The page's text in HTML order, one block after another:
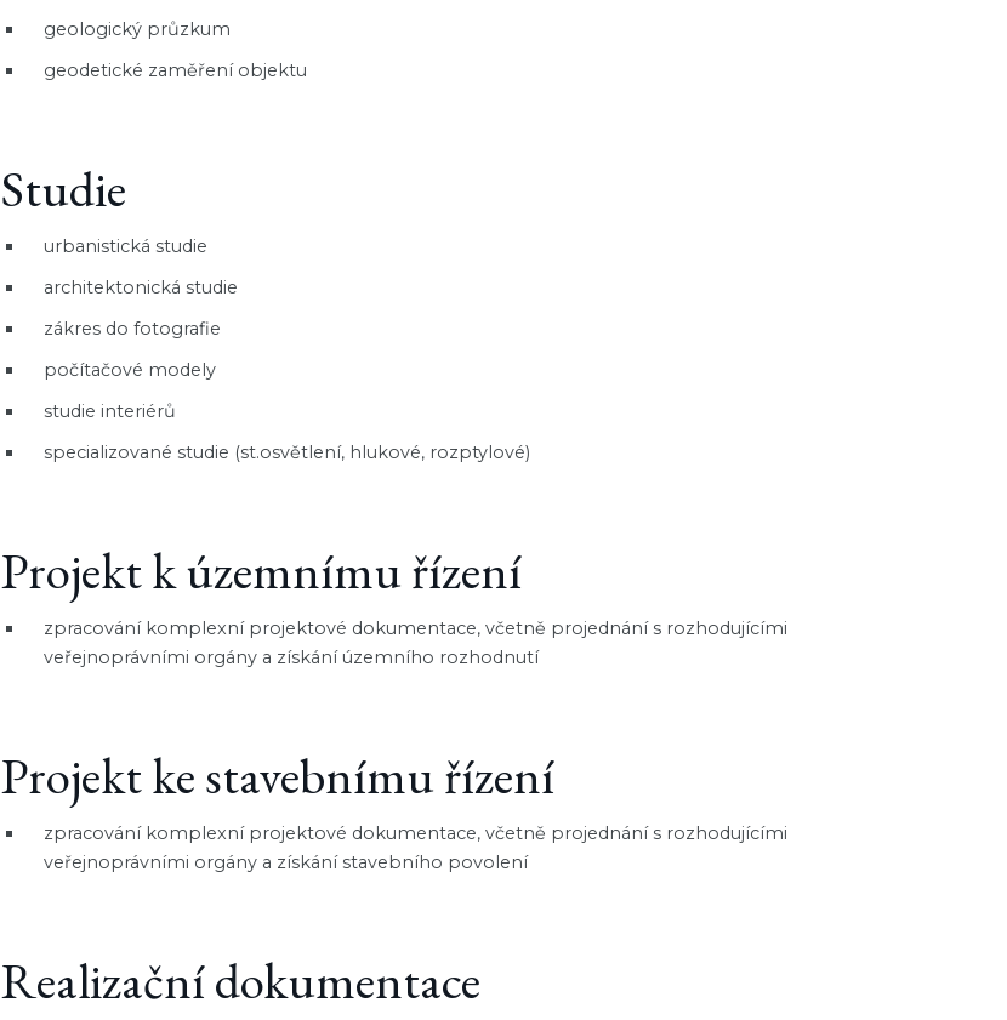
geologický průzkum
geodetické zaměření objektu
Studie
urbanistická studie
architektonická studie
zákres do fotografie
počítačové modely
studie interiérů
specializované studie (st.osvětlení, hlukové, rozptylové)
Projekt k územnímu řízení
zpracování komplexní projektové dokumentace, včetně projednání s rozhodujícími
veřejnoprávními orgány a získání územního rozhodnutí
Projekt ke stavebnímu řízení
zpracování komplexní projektové dokumentace, včetně projednání s rozhodujícími
veřejnoprávními orgány a získání stavebního povolení
Realizační dokumentace